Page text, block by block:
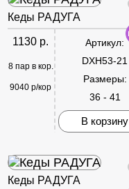
Кеды РАДУГА
1130 р.
8 пар в кор.
9040 р/кор
Артикул:
DXH53-21
Размеры:
36 - 41
В корзину
Кеды РАДУГА